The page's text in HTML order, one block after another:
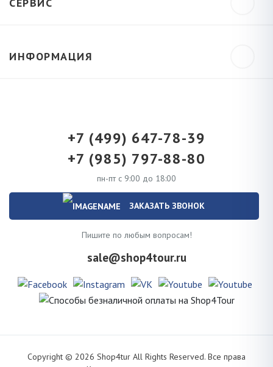
ИНФОРМАЦИЯ
+7 (499) 647-78-39
+7 (985) 797-88-80
пн-пт с 9:00 до 18:00
ЗАКАЗАТЬ ЗВОНОК
Пишите по любым вопросам!
sale@shop4tour.ru
Copyright © 2026 Shop4tur All Rights Reserved. Все права